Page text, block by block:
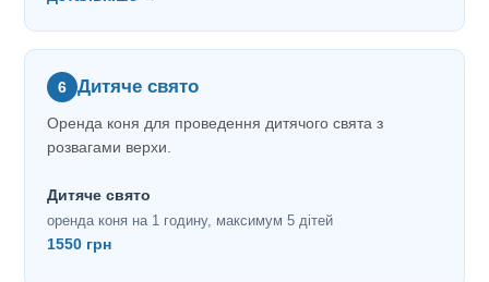
6 Дитяче свято
Оренда коня для проведення дитячого свята з
розвагами верхи.
Дитяче свято
оренда коня на 1 годину, максимум 5 дітей
1550 грн